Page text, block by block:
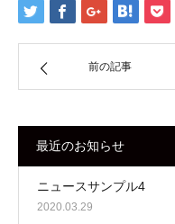
前の記事
最近のお知らせ
ニュースサンプル4
2020.03.29